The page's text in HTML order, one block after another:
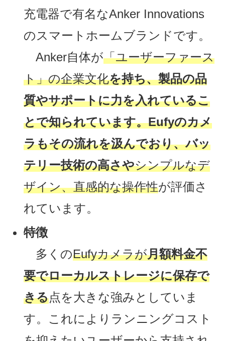
充電器で有名なAnker Innovations
のスマートホームブランドです。
Anker自体が「ユーザーファース
ト」の企業文化を持ち、製品の品
質やサポートに力を入れているこ
とで知られています。Eufyのカメ
ラもその流れを汲んでおり、バッ
テリー技術の高さやシンプルなデ
ザイン、直感的な操作性が評価さ
れています。
特徴
多くのEufyカメラが月額料金不
要でローカルストレージに保存で
きる点を大きな強みとしていま
す。これによりランニングコスト